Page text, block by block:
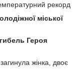
рекорд
міської
Героя
жінка, двоє